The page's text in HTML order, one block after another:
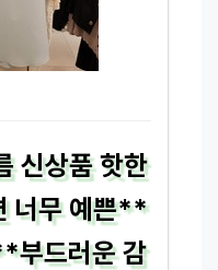
신상품 핫한
너무 예쁜**
부드러운 감